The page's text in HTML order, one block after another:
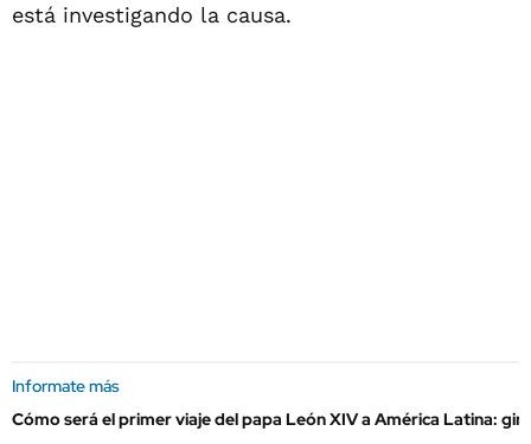
está investigando la causa.
Informate más
Cómo será el primer viaje del papa León XIV a América Latina: